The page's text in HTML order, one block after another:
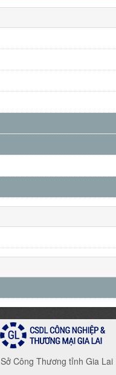
Công Thương tỉnh Gia Lai